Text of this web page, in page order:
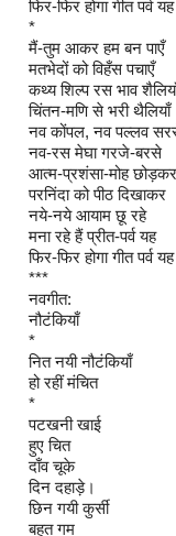
फिर-फिर होगा गीत पर्व यह
*
मैं-तुम आकर हम बन पाएँ
मतभेदों को विहँस पचाएँ
कथ्य शिल्प रस भाव
चिंतन-मणि से भरी थैलियाँ
नव कोंपल, नव पल्लव
नव-रस मेघा गरजे-बरसे
आत्म-प्रशंसा-मोह छोड़कर
परनिंदा को पीठ दिखाकर
नये-नये आयाम छू रहे
मना रहे हैं प्रीत-पर्व यह
फिर-फिर होगा गीत पर्व यह
***
नवगीत:
नौटंकियाँ
*
नित नयी नौटंकियाँ
हो रहीं मंचित
*
पटखनी खाई
हुए चित
दाँव चूके
दिन दहाड़े।
छिन गयी कुर्सी
बहुत गम